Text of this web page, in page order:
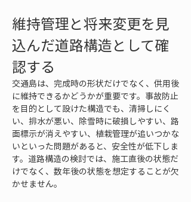
維持管理と将来変更を見
込んだ道路構造として確
認する
交通島は、完成時の形状だけでなく、供用後
に維持できるかどうかが重要です。事故防止
を目的として設けた構造でも、清掃しにく
い、排水が悪い、除雪時に破損しやすい、路
面標示が消えやすい、植栽管理が追いつかな
いといった問題があると、安全性が低下しま
す。道路構造の検討では、施工直後の状態だ
けでなく、数年後の状態を想定することが欠
かせません。